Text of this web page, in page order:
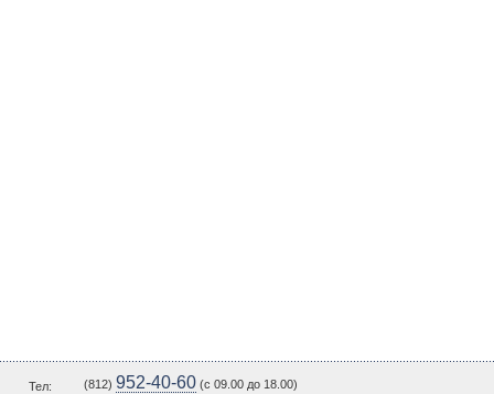
Тел: (812) 952-40-60 (c 09.00 до 18.00)